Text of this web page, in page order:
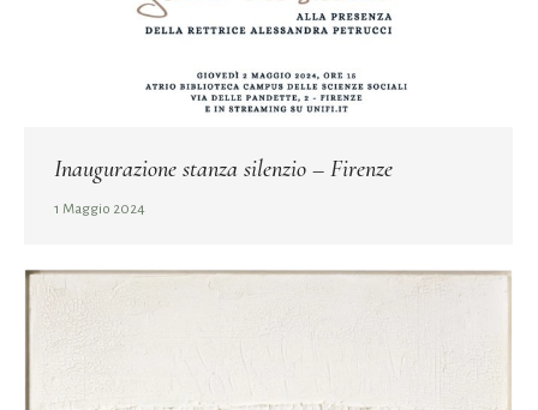
Inaugurazione stanza silenzio – Firenze
1 Maggio 2024